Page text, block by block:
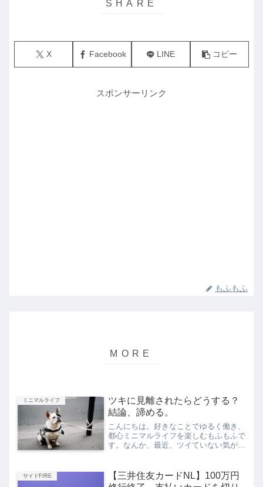
X Facebook LINE コピー
スポンサーリンク
もふもふ
ミニマルライフ
ツキに見離されたらどうする？
結論、諦める。
こんにちは。好きなことでゆるく働き、
都心ミニマルライフを楽しむもふもふで
す。なんか、最近、ツイていない気がす
て、ありませんか？この感覚、自分だけ
なんだろうか？今回は、「...
サイドFIRE
【三井住友カードNL】100万円